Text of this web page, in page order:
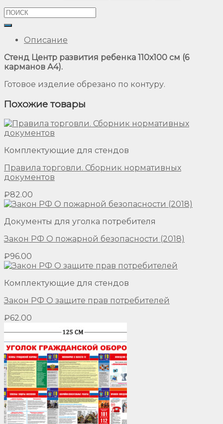
Описание
Стенд Центр развития ребенка 110х100 см (6
карманов А4).
Готовое изделие обрезано по контуру.
Похожие товары
Комплектующие для стендов
Правила торговли. Сборник нормативных
документов
₽82.00
Документы для уголка потребителя
Закон РФ О пожарной безопасности (2018)
₽96.00
Комплектующие для стендов
Закон РФ О защите прав потребителей
₽62.00